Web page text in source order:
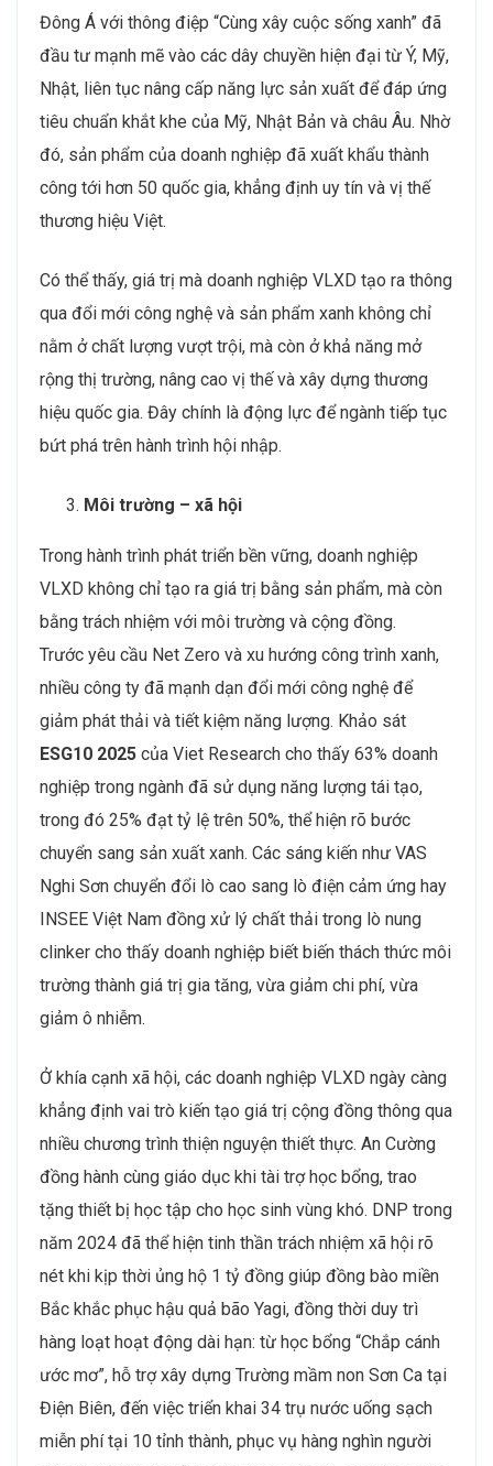
Đông Á với thông điệp “Cùng xây cuộc sống xanh” đã
đầu tư mạnh mẽ vào các dây chuyền hiện đại từ Ý, Mỹ,
Nhật, liên tục nâng cấp năng lực sản xuất để đáp ứng
tiêu chuẩn khắt khe của Mỹ, Nhật Bản và châu Âu. Nhờ
đó, sản phẩm của doanh nghiệp đã xuất khẩu thành
công tới hơn 50 quốc gia, khẳng định uy tín và vị thế
thương hiệu Việt.
Có thể thấy, giá trị mà doanh nghiệp VLXD tạo ra thông
qua đổi mới công nghệ và sản phẩm xanh không chỉ
nằm ở chất lượng vượt trội, mà còn ở khả năng mở
rộng thị trường, nâng cao vị thế và xây dựng thương
hiệu quốc gia. Đây chính là động lực để ngành tiếp tục
bứt phá trên hành trình hội nhập.
Môi trường – xã hội
Trong hành trình phát triển bền vững, doanh nghiệp
VLXD không chỉ tạo ra giá trị bằng sản phẩm, mà còn
bằng trách nhiệm với môi trường và cộng đồng.
Trước yêu cầu Net Zero và xu hướng công trình xanh,
nhiều công ty đã mạnh dạn đổi mới công nghệ để
giảm phát thải và tiết kiệm năng lượng. Khảo sát
ESG10 2025 của Viet Research cho thấy 63% doanh
nghiệp trong ngành đã sử dụng năng lượng tái tạo,
trong đó 25% đạt tỷ lệ trên 50%, thể hiện rõ bước
chuyển sang sản xuất xanh. Các sáng kiến như VAS
Nghi Sơn chuyển đổi lò cao sang lò điện cảm ứng hay
INSEE Việt Nam đồng xử lý chất thải trong lò nung
clinker cho thấy doanh nghiệp biết biến thách thức môi
trường thành giá trị gia tăng, vừa giảm chi phí, vừa
giảm ô nhiễm.
Ở khía cạnh xã hội, các doanh nghiệp VLXD ngày càng
khẳng định vai trò kiến tạo giá trị cộng đồng thông qua
nhiều chương trình thiện nguyện thiết thực. An Cường
đồng hành cùng giáo dục khi tài trợ học bổng, trao
tặng thiết bị học tập cho học sinh vùng khó. DNP trong
năm 2024 đã thể hiện tinh thần trách nhiệm xã hội rõ
nét khi kịp thời ủng hộ 1 tỷ đồng giúp đồng bào miền
Bắc khắc phục hậu quả bão Yagi, đồng thời duy trì
hàng loạt hoạt động dài hạn: từ học bổng “Chắp cánh
ước mơ”, hỗ trợ xây dựng Trường mầm non Sơn Ca tại
Điện Biên, đến việc triển khai 34 trụ nước uống sạch
miễn phí tại 10 tỉnh thành, phục vụ hàng nghìn người